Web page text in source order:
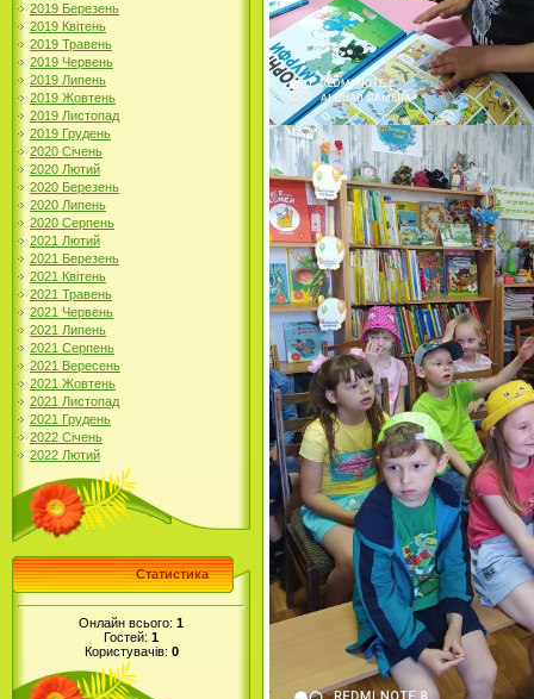
2019 Березень
2019 Квітень
2019 Травень
2019 Червень
2019 Липень
2019 Жовтень
2019 Листопад
2019 Грудень
2020 Січень
2020 Лютий
2020 Березень
2020 Липень
2020 Серпень
2021 Лютий
2021 Березень
2021 Квітень
2021 Травень
2021 Червень
2021 Липень
2021 Серпень
2021 Вересень
2021 Жовтень
2021 Листопад
2021 Грудень
2022 Січень
2022 Лютий
Статистика
Онлайн всього: 1
Гостей: 1
Користувачів: 0